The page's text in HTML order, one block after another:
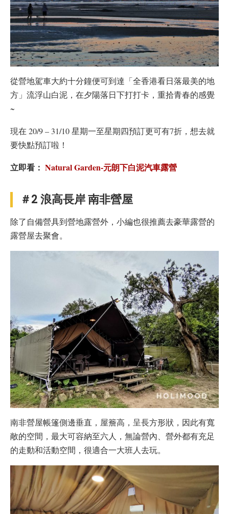
從營地駕車大約十分鐘便可到達「全香港看日落最美的地
方」流浮山白泥，在夕陽落日下打打卡，重拾青春的感覺
~
現在 20/9 – 31/10 星期一至星期四預訂更可有7折，想去就
要快點預訂啦！
立即看： Natural Garden-元朗下白泥汽車露營
＃2 浪高長岸 南非營屋
除了自備營具到營地露營外，小編也很推薦去豪華露營的
露營屋去聚會。
南非營屋帳篷側邊垂直，屋簷高，呈長方形狀，因此有寬
敞的空間，最大可容納至六人，無論營內、營外都有充足
的走動和活動空間，很適合一大班人去玩。